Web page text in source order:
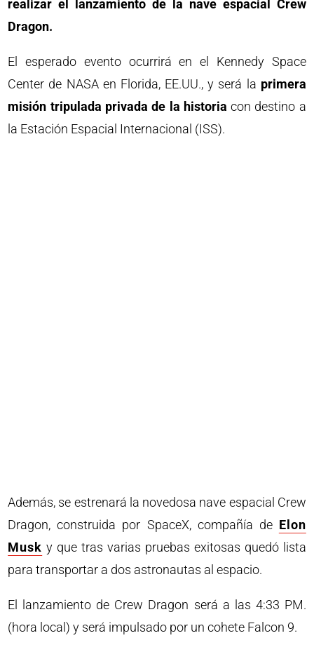
realizar el lanzamiento de la nave espacial Crew
Dragon.
El esperado evento ocurrirá en el Kennedy Space
Center de NASA en Florida, EE.UU., y será la primera
misión tripulada privada de la historia con destino a
la Estación Espacial Internacional (ISS).
Además, se estrenará la novedosa nave espacial Crew
Dragon, construida por SpaceX, compañía de Elon
Musk y que tras varias pruebas exitosas quedó lista
para transportar a dos astronautas al espacio.
El lanzamiento de Crew Dragon será a las 4:33 PM.
(hora local) y será impulsado por un cohete Falcon 9.